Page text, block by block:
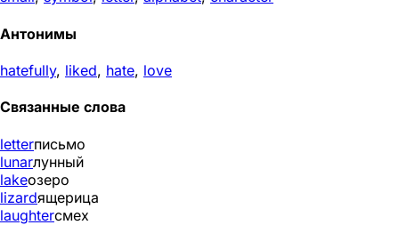
Антонимы
hatefully, liked, hate, love
Связанные слова
letterписьмо
lunarлунный
lakeозеро
lizardящерица
laughterсмех